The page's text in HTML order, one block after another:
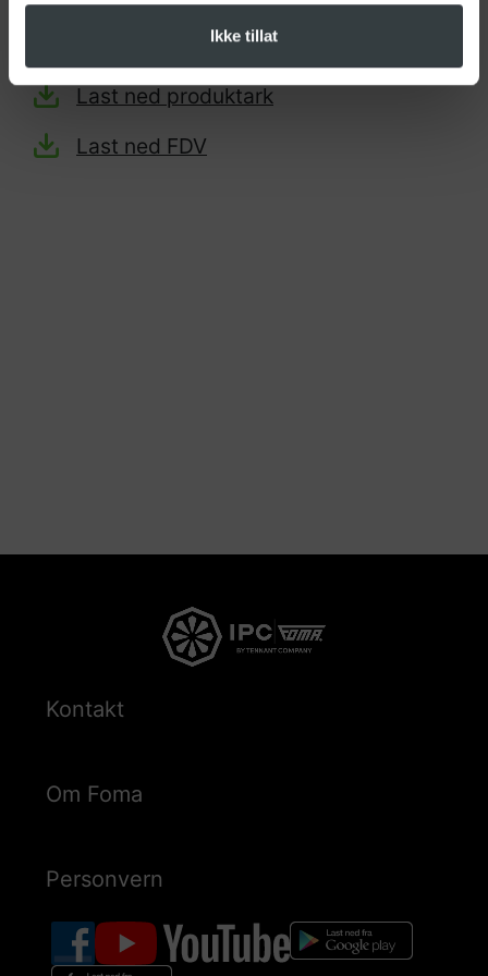
Ikke tillat
Last ned produktark
Last ned FDV
Kontakt
Om Foma
Personvern